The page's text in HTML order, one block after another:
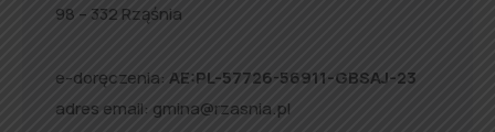
98 – 332 Rząśnia
e-doręczenia: AE:PL-57726-56911-GBSAJ-23
adres email: gmina@rzasnia.pl